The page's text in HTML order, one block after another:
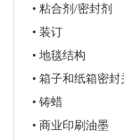
• 粘合剂/密封剂
• 装订
• 地毯结构
• 箱子和纸箱密封
• 铸蜡
• 商业印刷油墨